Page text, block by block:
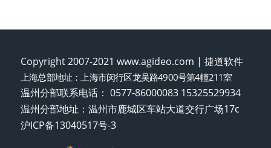
Copyright 2007-2021 www.agideo.com | 捷道软件
上海总部地址：上海市闵行区龙吴路4900号第4幢211室
温州分部联系电话： 0577-86000083 15325529934
温州分部地址：温州市鹿城区车站大道交行广场17c
沪ICP备13040517号-3